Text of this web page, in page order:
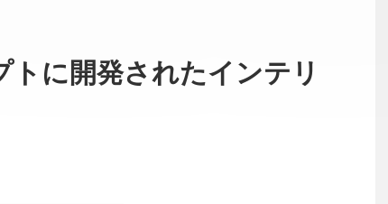
トに開発されたインテリ